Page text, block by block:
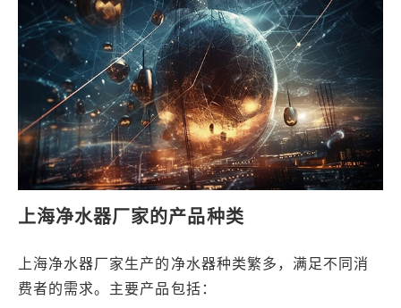
上海净水器厂家的产品种类
上海净水器厂家生产的净水器种类繁多，满足不同消
费者的需求。主要产品包括：